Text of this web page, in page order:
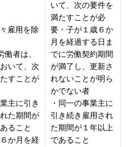
雇用を除
働者は、
いて、次
すことが
主に引き
た期間が
ること
か月を経
いて、次の要件を
満たすことが必
要 ・子が１歳６か
月を経過する日ま
でに労働契約期間
が満了し、更新さ
れないことが明ら
かでない者
・同一の事業主に
引き続き雇用され
た期間が１年以上
であること